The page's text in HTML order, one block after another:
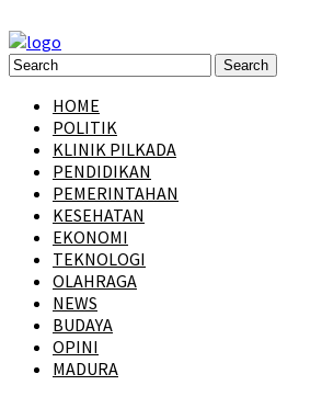
HOME
POLITIK
KLINIK PILKADA
PENDIDIKAN
PEMERINTAHAN
KESEHATAN
EKONOMI
TEKNOLOGI
OLAHRAGA
NEWS
BUDAYA
OPINI
MADURA